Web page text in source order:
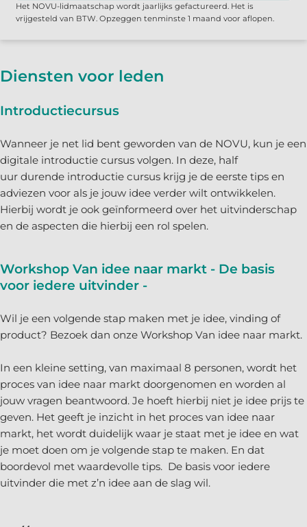
Het NOVU-lidmaatschap wordt jaarlijks gefactureerd. Het is
vrijgesteld van BTW. Opzeggen tenminste 1 maand voor aflopen.
Diensten voor leden
Introductiecursus
Wanneer je net lid bent geworden van de NOVU, kun je een
digitale introductie cursus volgen. In deze, half
uur durende introductie cursus krijg je de eerste tips en
adviezen voor als je jouw idee verder wilt ontwikkelen.
Hierbij wordt je ook geïnformeerd over het uitvinderschap
en de aspecten die hierbij een rol spelen.
Workshop Van idee naar markt - De basis
voor iedere uitvinder -
Wil je een volgende stap maken met je idee, vinding of
product? Bezoek dan onze Workshop Van idee naar markt.
In een kleine setting, van maximaal 8 personen, wordt het
proces van idee naar markt doorgenomen en worden al
jouw vragen beantwoord. Je hoeft hierbij niet je idee prijs te
geven. Het geeft je inzicht in het proces van idee naar
markt, het wordt duidelijk waar je staat met je idee en wat
je moet doen om je volgende stap te maken. En dat
boordevol met waardevolle tips. De basis voor iedere
uitvinder die met z’n idee aan de slag wil.